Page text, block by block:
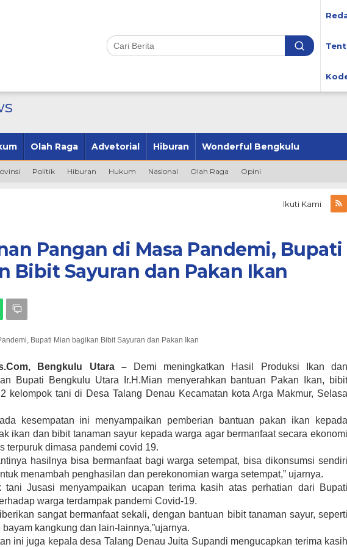
Olah Raga Advetorial Hiburan Wonderful Bengkulu
Politik Hiburan Hukum Nasional Olah Raga Opini
Ikuti Kami
Pangan di Masa Pandemi, Bupati
Bibit Sayuran dan Pakan Ikan
Bupati Mian bagikan Bibit Sayuran dan Pakan Ikan
Bengkulu Utara –Demi meningkatkan Hasil Produksi Ikan dan
Bupati Bengkulu Utara Ir.H.Mian menyerahkan bantuan Pakan Ikan, bibit
kelompok tani di Desa Talang Denau Kecamatan kota Arga Makmur, Selasa
kesempatan ini menyampaikan pemberian bantuan pakan ikan kepada
ikan dan bibit tanaman sayur kepada warga agar bermanfaat secara ekonomi
terpuruk dimasa pandemi covid 19.
hasilnya bisa bermanfaat bagi warga setempat, bisa dikonsumsi sendiri
menambah penghasilan dan perekonomian warga setempat,” ujarnya.
tani Jusasi menyampaikan ucapan terima kasih atas perhatian dari Bupati
warga terdampak pandemi Covid-19.
sangat bermanfaat sekali, dengan bantuan bibit tanaman sayur, seperti
kangkung dan lain-lainnya,”ujarnya.
ini juga kepala desa Talang Denau Juita Supandi mengucapkan terima kasih